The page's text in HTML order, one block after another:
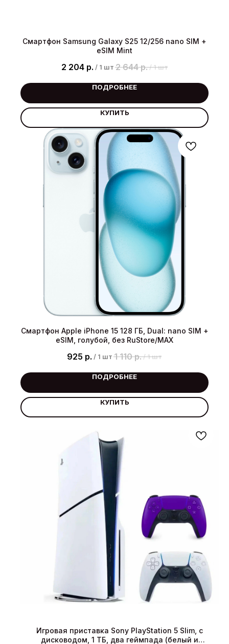
Смартфон Samsung Galaxy S25 12/256 nano SIM +
eSIM Mint
2 204 р. / 1 шт 2 644 р. / 1 шт
ПОДРОБНЕЕ
КУПИТЬ
Смартфон Apple iPhone 15 128 ГБ, Dual: nano SIM +
eSIM, голубой, без RuStore/MAX
925 р. / 1 шт 1 110 р. / 1 шт
ПОДРОБНЕЕ
КУПИТЬ
Игровая приставка Sony PlayStation 5 Slim, с
дисководом, 1 ТБ, два геймпада (белый и